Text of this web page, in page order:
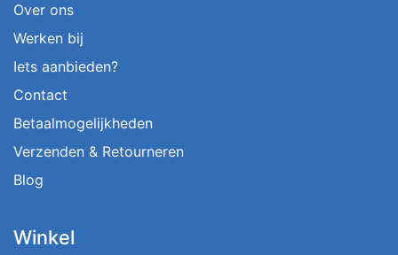
Over ons
Werken bij
Iets aanbieden?
Contact
Betaalmogelijkheden
Verzenden & Retourneren
Blog
Winkel